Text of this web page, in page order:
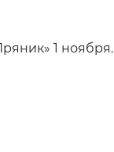
1 ноября.